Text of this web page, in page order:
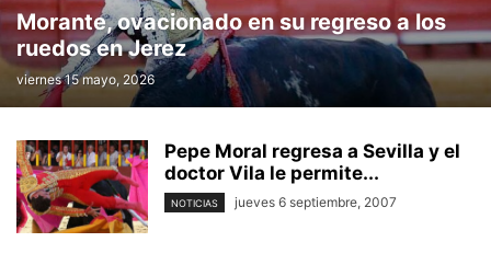
Morante, ovacionado en su regreso a los
ruedos en Jerez
viernes 15 mayo, 2026
Pepe Moral regresa a Sevilla y el
doctor Vila le permite...
NOTICIAS jueves 6 septiembre, 2007